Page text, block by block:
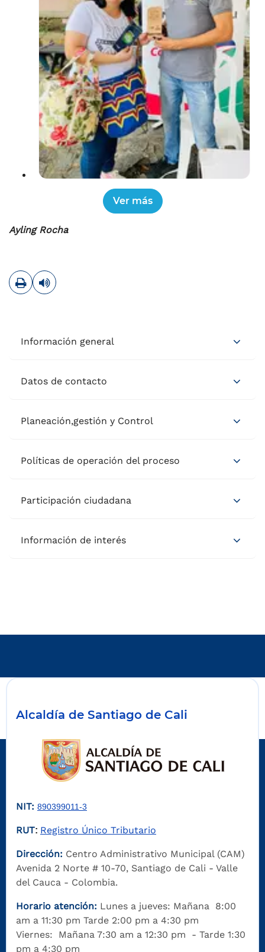
Ayling Rocha
ImprimirLeer contenido
Información general
Datos de contacto
Planeación,gestión y Control
Políticas de operación del proceso
Participación ciudadana
Información de interés
Alcaldía de Santiago de Cali
NIT: 890399011-3
RUT: Registro Único Tributario
Dirección: Centro Administrativo Municipal (CAM)
Avenida 2 Norte # 10-70, Santiago de Cali - Valle
del Cauca - Colombia.
Horario atención: Lunes a jueves: Mañana 8:00
am a 11:30 pm Tarde 2:00 pm a 4:30 pm
Viernes: Mañana 7:30 am a 12:30 pm - Tarde 1:30
pm a 4:30 pm